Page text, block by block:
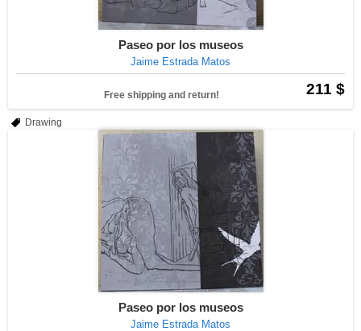
Paseo por los museos
Jaime Estrada Matos
211 $
Free shipping and return!
Drawing
Paseo por los museos
Jaime Estrada Matos